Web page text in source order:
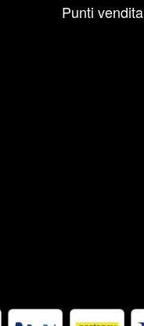
Punti vendita